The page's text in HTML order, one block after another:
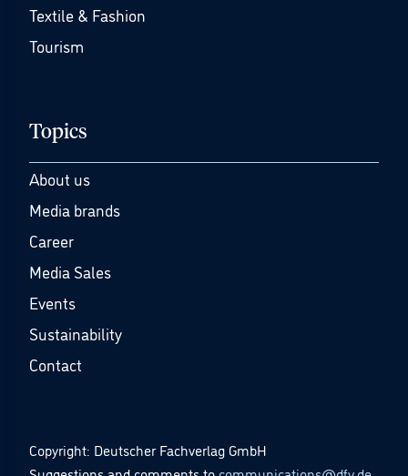
Textile & Fashion
Tourism
Topics
About us
Media brands
Career
Media Sales
Events
Sustainability
Contact
Copyright: Deutscher Fachverlag GmbH